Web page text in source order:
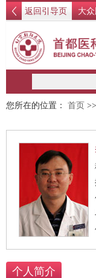
返回引导页 大
您所在的位置： 首页 >>
个人简介